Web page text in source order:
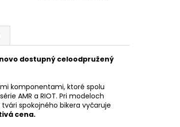
dostupný celoodpružený
komponentami, ktoré spolu
AMR a RIOT. Pri modeloch
spokojného bikera vyčaruje
cena.